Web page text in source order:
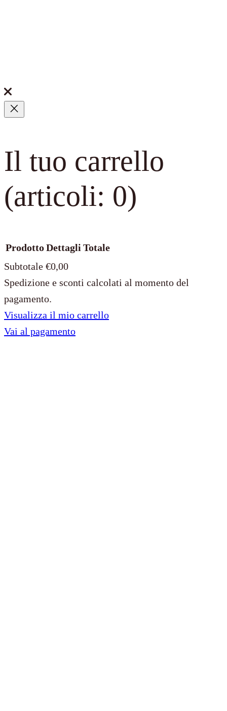
Il tuo carrello
(articoli: 0)
Prodotti
nel
ProdottoDettagli Totale
Subtotale €0,00
Spedizione e sconti calcolati al momento del
pagamento.
Visualizza il mio carrello
Vai al pagamento